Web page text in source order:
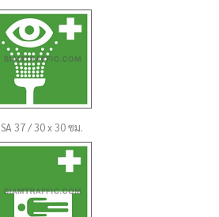
SA 37 / 30 x 30 ซม.